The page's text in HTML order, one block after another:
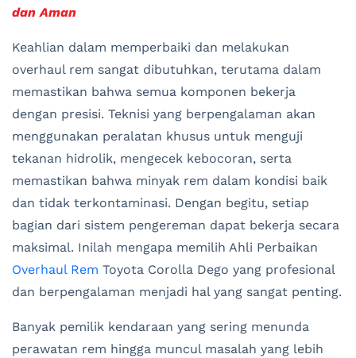
dan Aman
Keahlian dalam memperbaiki dan melakukan
overhaul rem sangat dibutuhkan, terutama dalam
memastikan bahwa semua komponen bekerja
dengan presisi. Teknisi yang berpengalaman akan
menggunakan peralatan khusus untuk menguji
tekanan hidrolik, mengecek kebocoran, serta
memastikan bahwa minyak rem dalam kondisi baik
dan tidak terkontaminasi. Dengan begitu, setiap
bagian dari sistem pengereman dapat bekerja secara
maksimal. Inilah mengapa memilih Ahli Perbaikan
Overhaul Rem Toyota Corolla Dego yang profesional
dan berpengalaman menjadi hal yang sangat penting.
Banyak pemilik kendaraan yang sering menunda
perawatan rem hingga muncul masalah yang lebih